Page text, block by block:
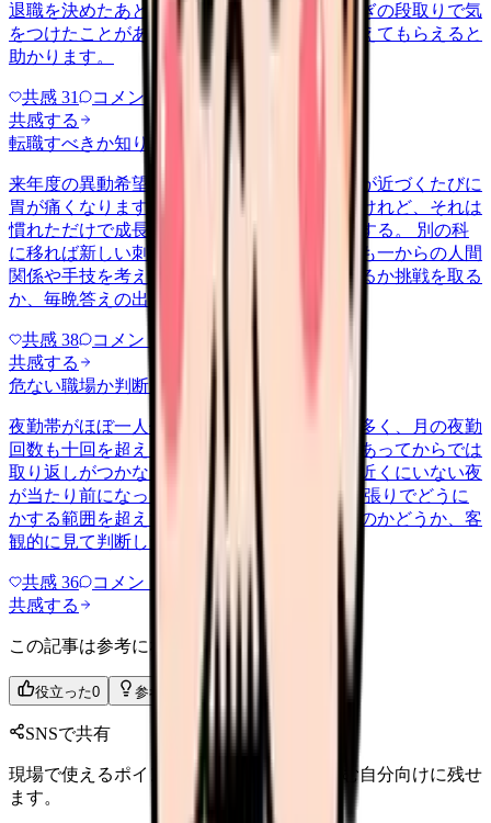
退職を決めたあと、師長への伝え方や引き継ぎの段取りで気
をつけたことがあれば、経験者の進め方を教えてもらえると
助かります。
共感 31 コメント
共感する
転職すべきか知りたい
career-growth
来年度の異動希望を出すかどうか、提出期限が近づくたびに
胃が痛くなります。今の病棟は居心地はいいけれど、それは
慣れただけで成長しているわけじゃない気もする。 別の科
に移れば新しい刺激があるかもしれない。でも一からの人間
関係や手技を考えると足がすくむ。安定を取るか挑戦を取る
か、毎晩答えの出ない自問自答…
共感 38 コメント
共感する
危ない職場か判断してほしい
夜勤帯がほぼ一人体制で、受け持つ患者数も多く、月の夜勤
回数も十回を超える月が続いています。何かあってからでは
取り返しがつかないのに、応援を呼べる人が近くにいない夜
が当たり前になっています。 これは個人の頑張りでどうに
かする範囲を超えていないか、危ない職場なのかどうか、客
観的に見て判断したいです。
共感 36 コメント
共感する
この記事は参考になりましたか？
役立った0 参考になった
SNSで共有
現場で使えるポイントを、同僚やあとで読む自分向けに残せ
ます。